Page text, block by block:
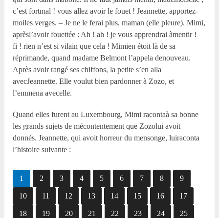
c’est fortmal ! vous allez avoir le fouet ! Jeannette, apportez-
moiles verges. – Je ne le ferai plus, maman (elle pleure). Mimi,
aprèsl’avoir fouettée : Ah ! ah ! je vous apprendrai àmentir !
fi ! rien n’est si vilain que cela ! Mimien étoit là de sa
réprimande, quand madame Belmont l’appela denouveau.
Après avoir rangé ses chiffons, la petite s’en alla
avecJeannette. Elle voulut bien pardonner à Zozo, et
l’emmena avecelle.
Quand elles furent au Luxembourg, Mimi racontaà sa bonne
les grands sujets de mécontentement que Zozolui avoit
donnés. Jeannette, qui avoit horreur du mensonge, luiraconta
l’histoire suivante :
1 2 3 4 5 6 7 8 9
10 11 12 13 14 15 16 17
18 19 20 21 22 23 24 25